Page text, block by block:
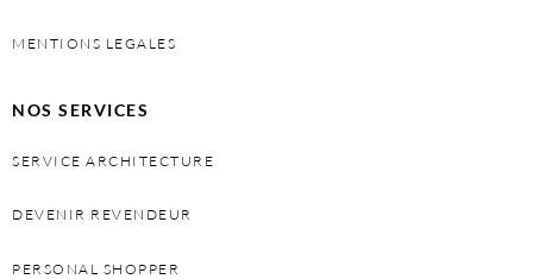
MENTIONS LEGALES
NOS SERVICES
SERVICE ARCHITECTURE
DEVENIR REVENDEUR
PERSONAL SHOPPER